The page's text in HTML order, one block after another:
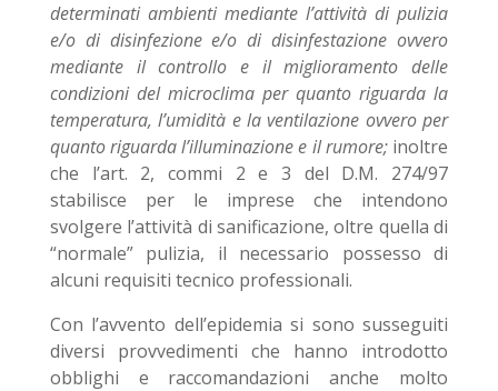
determinati ambienti mediante l’attività di pulizia
e/o di disinfezione e/o di disinfestazione ovvero
mediante il controllo e il miglioramento delle
condizioni del microclima per quanto riguarda la
temperatura, l’umidità e la ventilazione ovvero per
quanto riguarda l’illuminazione e il rumore; inoltre
che l’art. 2, commi 2 e 3 del D.M. 274/97
stabilisce per le imprese che intendono
svolgere l’attività di sanificazione, oltre quella di
“normale” pulizia, il necessario possesso di
alcuni requisiti tecnico professionali.
Con l’avvento dell’epidemia si sono susseguiti
diversi provvedimenti che hanno introdotto
obblighi e raccomandazioni anche molto